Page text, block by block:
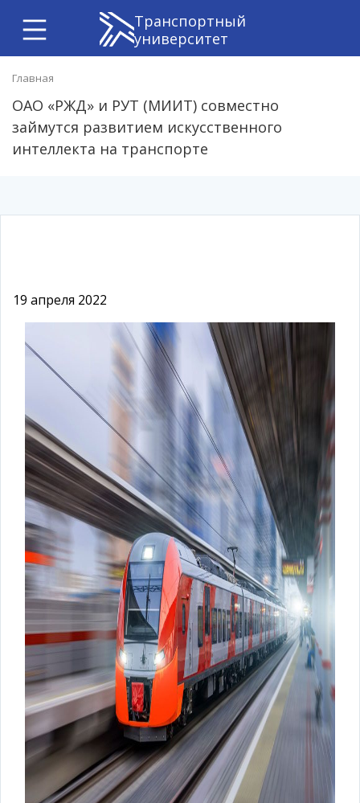
Транспортный
университет
Главная
ОАО «РЖД» и РУТ (МИИТ) совместно
займутся развитием искусственного
интеллекта на транспорте
19 апреля 2022